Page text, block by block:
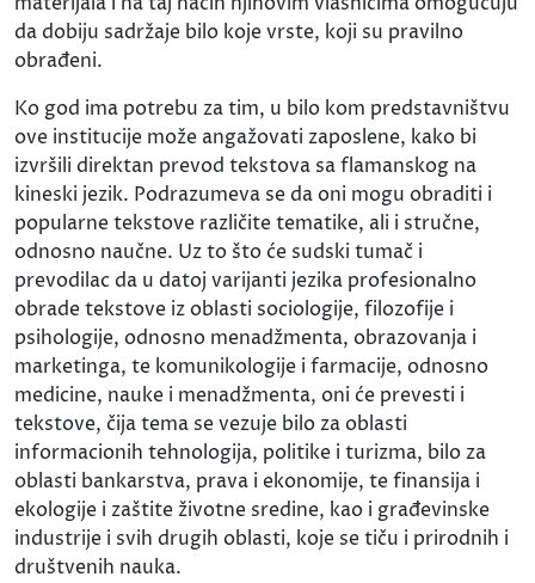
da dobiju sadržaje bilo koje vrste, koji su pravilno
obrađeni.
Ko god ima potrebu za tim, u bilo kom predstavništvu
ove institucije može angažovati zaposlene, kako bi
izvršili direktan prevod tekstova sa flamanskog na
kineski jezik. Podrazumeva se da oni mogu obraditi i
popularne tekstove različite tematike, ali i stručne,
odnosno naučne. Uz to što će sudski tumač i
prevodilac da u datoj varijanti jezika profesionalno
obrade tekstove iz oblasti sociologije, filozofije i
psihologije, odnosno menadžmenta, obrazovanja i
marketinga, te komunikologije i farmacije, odnosno
medicine, nauke i menadžmenta, oni će prevesti i
tekstove, čija tema se vezuje bilo za oblasti
informacionih tehnologija, politike i turizma, bilo za
oblasti bankarstva, prava i ekonomije, te finansija i
ekologije i zaštite životne sredine, kao i građevinske
industrije i svih drugih oblasti, koje se tiču i prirodnih i
društvenih nauka.